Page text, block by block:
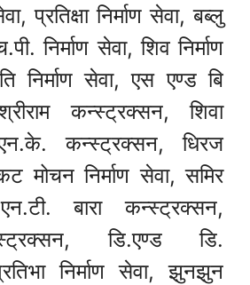
प्रतिक्षा निर्माण सेवा, बब्लु
निर्माण सेवा, शिव निर्माण
निर्माण सेवा, एस एण्ड बि
कन्स्ट्रक्सन, शिवा
एन.के. कन्स्ट्रक्सन, धिरज
मोचन निर्माण सेवा, समिर
बारा कन्स्ट्रक्सन,
डि.एण्ड डि.
निर्माण सेवा, झुनझुन